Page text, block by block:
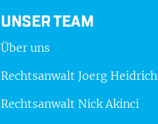
UNSER TEAM
Über uns
Rechtsanwalt Joerg Heidrich
Rechtsanwalt Nick Akinci